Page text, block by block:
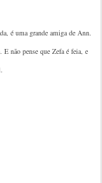
é uma grande amiga de Ann.
não pense que Zefa é feia, e